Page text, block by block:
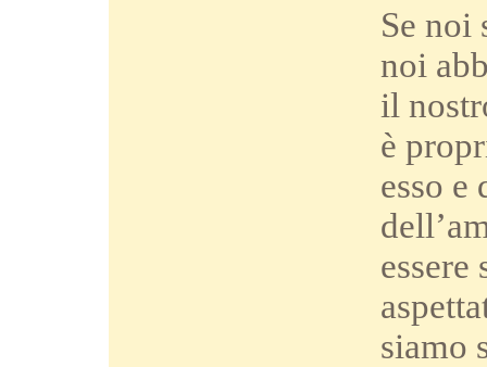
Se noi
noi
il
è
esso
siamo